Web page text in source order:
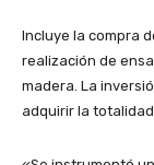
Incluye la compra
realización de
madera. La
adquirir la